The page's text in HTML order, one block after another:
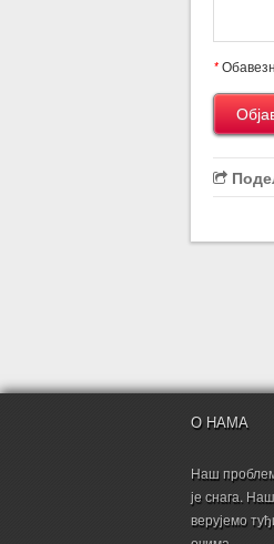
*
О НАМА
Наш
је снага.
верујемо